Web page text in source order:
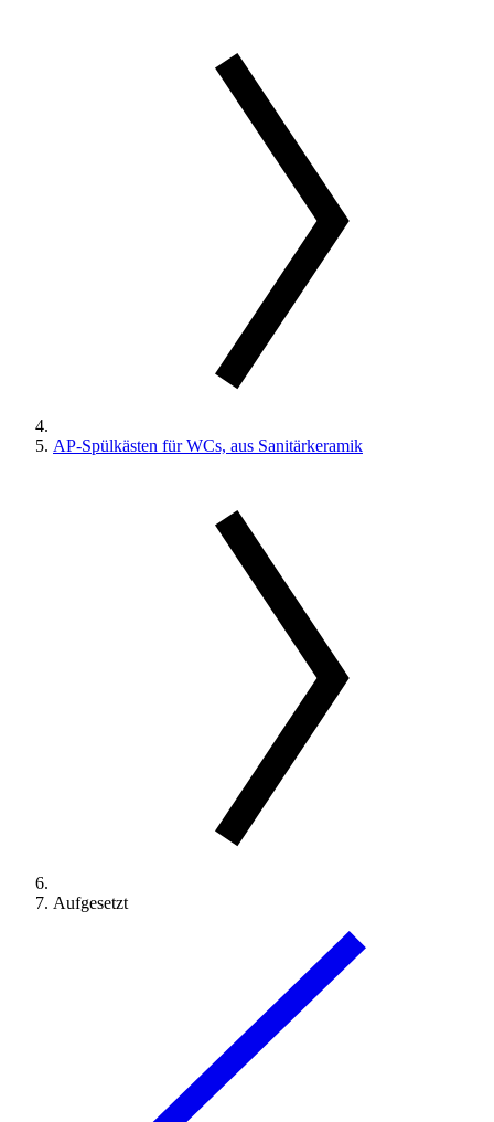
AP-Spülkästen für WCs, aus Sanitärkeramik
Aufgesetzt